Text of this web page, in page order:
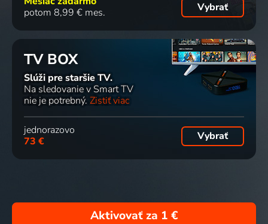
potom 8,99 € mes.
Vybrať
TV BOX
Slúži pre staršie TV.
Na sledovanie v Smart TV
nie je potrebný. Zistiť viac
jednorazovo
73 €
Vybrať
Aktivovať za 1 €